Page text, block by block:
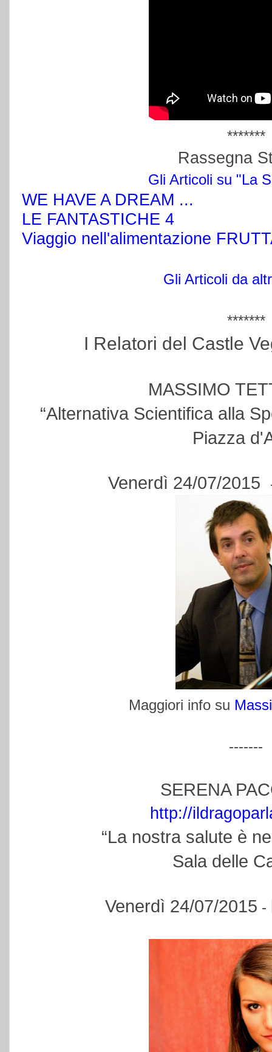
*******
Rassegna
Gli Articoli su "La
WE HAVE A DREAM ...
LE FANTASTICHE 4
Viaggio nell'alimentazione
Gli Articoli da
*******
I Relatori del Castle
MASSIMO
“Alternativa Scientifica alla
Piazza
Venerdì 24/07/2015
Maggiori info su
-------
SERENA
http://
“La nostra salute è
Sala delle
Venerdì 24/07/2015 -